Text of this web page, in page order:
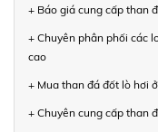
+ Báo giá cung cấp than
+ Chuyên phân phối các
cao
+ Mua than đá đốt lò hơi
+ Chuyên cung cấp than